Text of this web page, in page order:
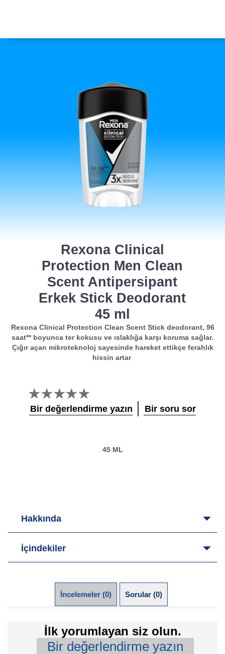
Rexona Clinical
Protection Men Clean
Scent Antipersipant
Erkek Stick Deodorant
45 ml
Rexona Clinical Protection Clean Scent Stick deodorant, 96
saat** boyunca ter kokusu ve ıslaklığa karşı koruma sağlar.
Çığır açan mikroteknoloj sayesinde hareket ettikçe ferahlık
hissin artar
Bu
product
için
Bir değerlendirme yazın Bir soru sor
45 ML
Hakkında
İçindekiler
İncelemeler (0) Sorular (0)
İlk yorumlayan siz olun.
Bir değerlendirme yazın